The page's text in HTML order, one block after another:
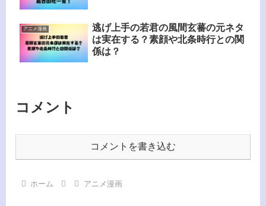
アニメ漫画
逃げ上手の若君の風間玄蕃の元ネタ
は実在する？素顔や北条時行との関
係は？
コメント
コメントを書き込む
ホーム アニメ漫画